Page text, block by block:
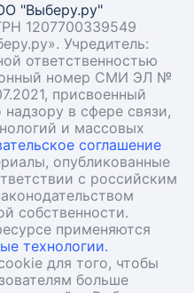
"Выберу.ру"
1207700339549
Учредитель:
ответственностью
номер СМИ ЭЛ №
присвоенный
в сфере связи,
и массовых
соглашение
опубликованные
с российским
собственности.
применяются
технологии.
для того, чтобы
больше